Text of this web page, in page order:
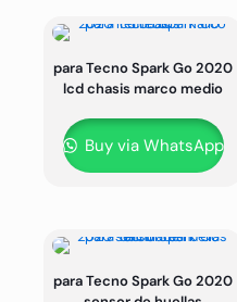
para Tecno Spark Go 2020
lcd chasis marco medio
Buy via WhatsApp
para Tecno Spark Go 2020